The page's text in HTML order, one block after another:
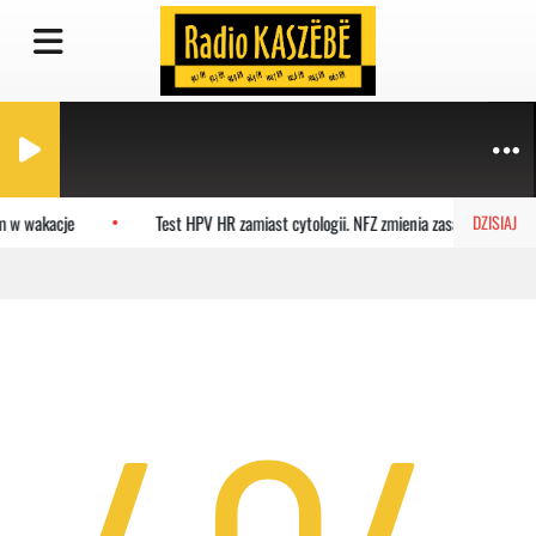
DZISIAJ
w wakacje Test HPV HR zamiast cytologii. NFZ zmienia zasady badań